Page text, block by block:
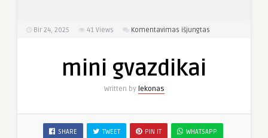
Bir 24, 2025 41 Views Komentavimas išjungtas
mini gvazdikai
Written by lekonas
SHARE TWEET PIN IT WHATSAPP